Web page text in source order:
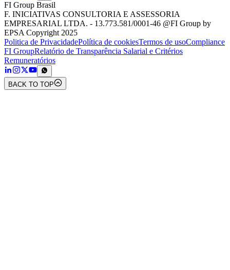
FI Group Brasil
F. INICIATIVAS CONSULTORIA E ASSESSORIA
EMPRESARIAL LTDA. - 13.773.581/0001-46 @FI Group by
EPSA Copyright 2025
Politica de PrivacidadePolítica de cookiesTermos de usoCompliance
FI GroupRelatório de Transparência Salarial e Critérios
Remuneratórios
BACK TO TOP